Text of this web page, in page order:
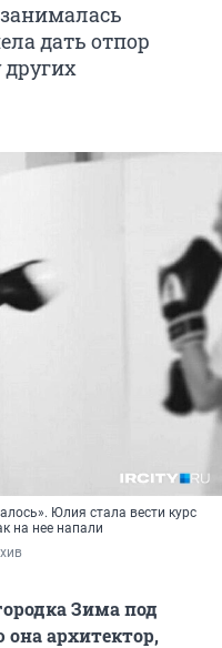
дать отпор
Юлия стала вести курс
на нее напали
Зима под
архитектор,